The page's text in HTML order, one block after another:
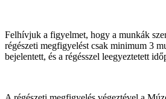
Felhívjuk a figyelmet, hogy a munkák
régészeti megfigyelést csak minimum 3
bejelentett, és a régésszel leegyeztetett